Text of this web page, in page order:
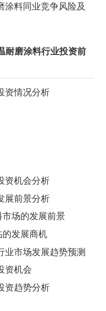
料同业竞争风险及
磨涂料行业投资前
资情况分析
资机会分析
展前景分析
场的发展前景
的发展商机
业市场发展趋势预测
资机会
资趋势分析